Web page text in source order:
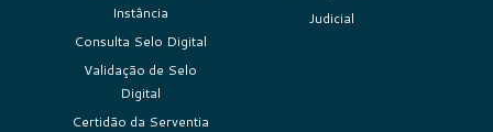
Instância
Consulta Selo Digital
Validação de Selo
Digital
Certidão da Serventia
Judicial